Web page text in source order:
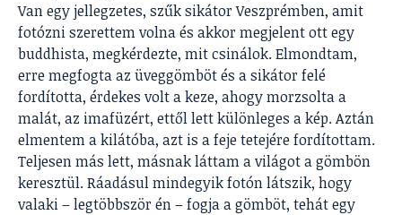
Van egy jellegzetes, szűk sikátor Veszprémben, amit
fotózni szerettem volna és akkor megjelent ott egy
buddhista, megkérdezte, mit csinálok. Elmondtam,
erre megfogta az üveggömböt és a sikátor felé
fordította, érdekes volt a keze, ahogy morzsolta a
malát, az imafüzért, ettől lett különleges a kép. Aztán
elmentem a kilátóba, azt is a feje tetejére fordítottam.
Teljesen más lett, másnak láttam a világot a gömbön
keresztül. Ráadásul mindegyik fotón látszik, hogy
valaki – legtöbbször én – fogja a gömböt, tehát egy